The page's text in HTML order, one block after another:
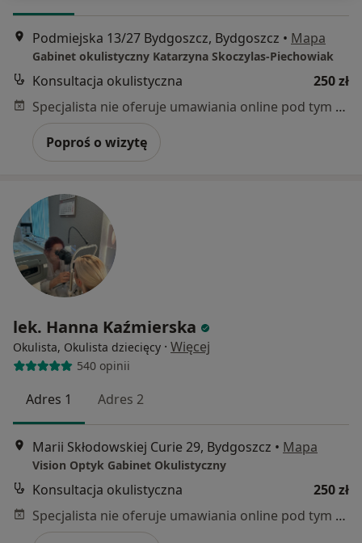
Podmiejska 13/27 Bydgoszcz, Bydgoszcz • Mapa
Gabinet okulistyczny Katarzyna Skoczylas-Piechowiak
Konsultacja okulistyczna
250 zł
Specjalista nie oferuje umawiania online pod tym adresem.
Poproś o wizytę
lek. Hanna Kaźmierska
Okulista, Okulista dziecięcy · Więcej
540 opinii
Adres 1 Adres 2
Marii Skłodowskiej Curie 29, Bydgoszcz • Mapa
Vision Optyk Gabinet Okulistyczny
Konsultacja okulistyczna
250 zł
Specjalista nie oferuje umawiania online pod tym adresem.